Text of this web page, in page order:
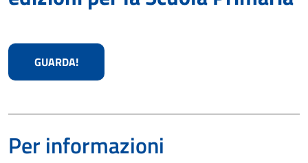
GUARDA!
Per informazioni